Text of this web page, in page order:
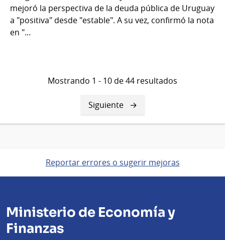
mejoró la perspectiva de la deuda pública de Uruguay
a "positiva" desde "estable". A su vez, confirmó la nota
en "...
Mostrando 1 - 10 de 44 resultados
Siguiente
página
Siguiente
Reportar errores o sugerir mejoras
Ministerio de Economía y
Finanzas